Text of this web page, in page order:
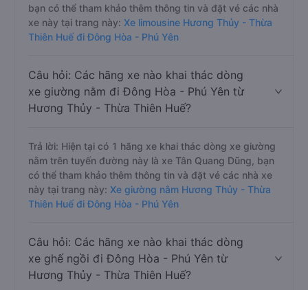
bạn có thể tham khảo thêm thông tin và đặt vé các nhà
xe này tại trang này: Xe limousine Hương Thủy - Thừa
Thiên Huế đi Đông Hòa - Phú Yên
Câu hỏi: Các hãng xe nào khai thác dòng
xe giường nằm đi Đông Hòa - Phú Yên từ
Hương Thủy - Thừa Thiên Huế?
Trả lời: Hiện tại có 1 hãng xe khai thác dòng xe giường
nằm trên tuyến đường này là xe Tân Quang Dũng, bạn
có thể tham khảo thêm thông tin và đặt vé các nhà xe
này tại trang này: Xe giường nằm Hương Thủy - Thừa
Thiên Huế đi Đông Hòa - Phú Yên
Câu hỏi: Các hãng xe nào khai thác dòng
xe ghế ngồi đi Đông Hòa - Phú Yên từ
Hương Thủy - Thừa Thiên Huế?